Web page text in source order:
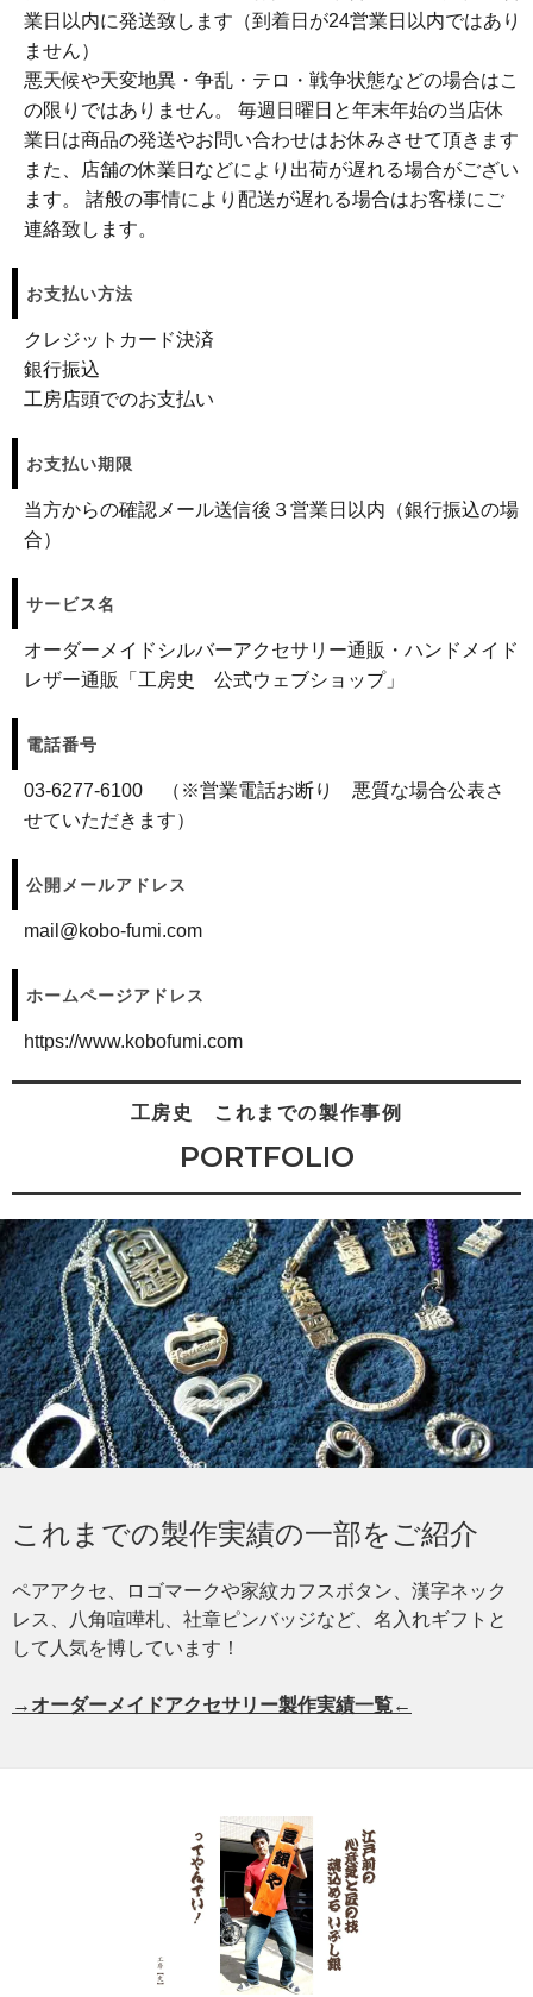
業日以内に発送致します（到着日が24営業日以内ではあり
ません）
悪天候や天変地異・争乱・テロ・戦争状態などの場合はこ
の限りではありません。 毎週日曜日と年末年始の当店休
業日は商品の発送やお問い合わせはお休みさせて頂きます
また、店舗の休業日などにより出荷が遅れる場合がござい
ます。 諸般の事情により配送が遅れる場合はお客様にご
連絡致します。
お支払い方法
クレジットカード決済
銀行振込
工房店頭でのお支払い
お支払い期限
当方からの確認メール送信後３営業日以内（銀行振込の場
合）
サービス名
オーダーメイドシルバーアクセサリー通販・ハンドメイド
レザー通販「工房史 公式ウェブショップ」
電話番号
03-6277-6100 （※営業電話お断り 悪質な場合公表さ
せていただきます）
公開メールアドレス
mail@kobo-fumi.com
ホームページアドレス
https://www.kobofumi.com
工房史 これまでの製作事例
PORTFOLIO
これまでの製作実績の一部をご紹介
ペアアクセ、ロゴマークや家紋カフスボタン、漢字ネック
レス、八角喧嘩札、社章ピンバッジなど、名入れギフトと
して人気を博しています！
→オーダーメイドアクセサリー製作実績一覧←